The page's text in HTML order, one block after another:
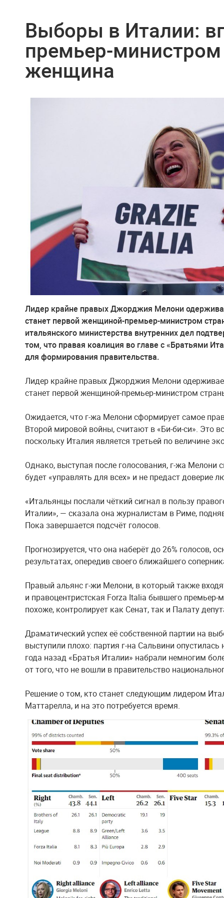
Выборы в Италии:
премьер-министром
женщина
Лидер крайне правых Джорджия Мелони
станет первой женщиной-премьер-министром
итальянского министерства внутренних дел
том, что правая коалиция во главе с «Братьями
для формирования правительства.
Лидер крайне правых Джорджия Мелони
станет первой женщиной-премьер-министром
Ожидается, что г-жа Мелони сформирует самое
Второй мировой войны, считают в «Би-би-си». Это
поскольку Италия является третьей по величине
Однако, выступая после голосования, г-жа Мелони
будет «управлять для всех» и не предаст доверие
«Итальянцы послали чёткий сигнал в пользу
Италии», — сказала она журналистам в Риме,
Пока завершается подсчёт голосов.
Прогнозируется, что она наберёт до 26% голосов,
результатах, опередив своего ближайшего
Правый альянс г-жи Мелони, в который также
и правоцентристская Forza Italia бывшего премьер-
похоже, контролирует как Сенат, так и Палату
Драматический успех её собственной партии на
выступили плохо: партия г-на Сальвини
года назад «Братья Италии» набрали немногим
от того, что не вошли в правительство
Решение о том, кто станет следующим лидером
Маттарелла, и на это потребуется время.